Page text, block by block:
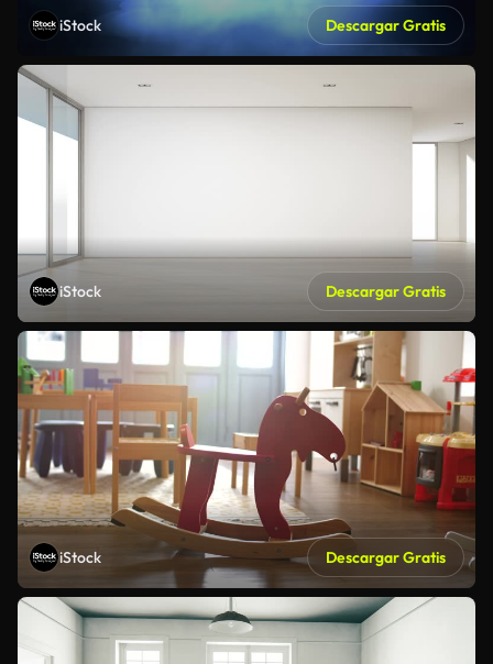
iStock Descargar Gratis
iStock Descargar Gratis
iStock Descargar Gratis